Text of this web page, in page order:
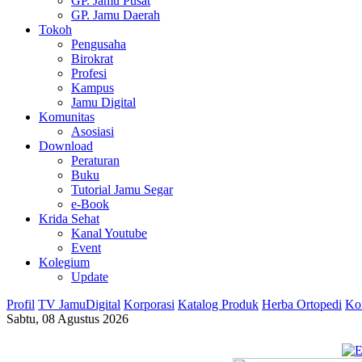
GP. Jamu Daerah
Tokoh
Pengusaha
Birokrat
Profesi
Kampus
Jamu Digital
Komunitas
Asosiasi
Download
Peraturan
Buku
Tutorial Jamu Segar
e-Book
Krida Sehat
Kanal Youtube
Event
Kolegium
Update
Profil TV JamuDigital Korporasi Katalog Produk Herba Ortopedi
Sabtu, 08 Agustus 2026